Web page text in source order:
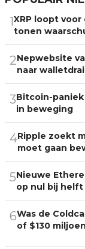
1XRP loopt
tonen
2Nepwebsite
naar
3Bitcoin-
in beweging
4Ripple zoekt
moet gaan
5Nieuwe
op nul bij helft
6Was de
of $130